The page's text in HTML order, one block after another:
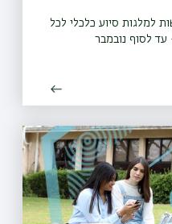
למלגות סיוע כלכלי לכל
לסוף נובמבר